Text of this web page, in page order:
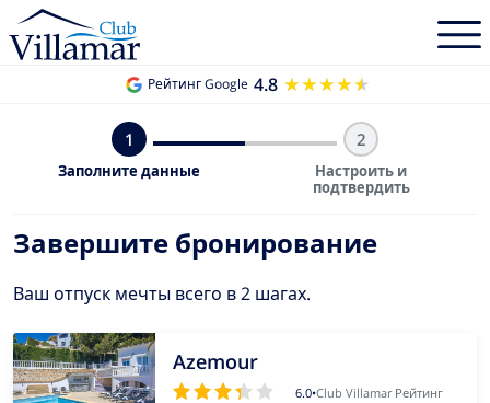
Рейтинг Google 4.8 ★★★★★
★★★★★
1
Заполните данные
2
Настроить и
подтвердить
Завершите бронирование
Ваш отпуск мечты всего в 2 шагах.
Azemour
6.0•Club Villamar Рейтинг